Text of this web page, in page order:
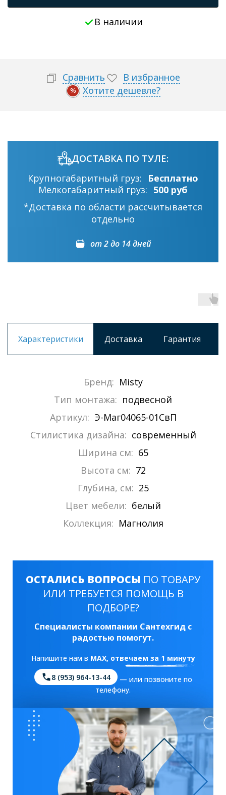
В наличии
Сравнить В избранное
% Хотите дешевле?
ДОСТАВКА ПО ТУЛЕ:
Крупногабаритный груз:
Бесплатно
Мелкогабаритный груз: 500 руб
*Доставка по области рассчитывается
отдельно
от 2 до 14 дней
Характеристики Доставка Гарантия
Бренд: Misty
Тип монтажа: подвесной
Артикул: Э-Маг04065-01СвП
Стилистика дизайна: современный
Ширина см: 65
Высота см: 72
Глубина, см: 25
Цвет мебели: белый
Коллекция: Магнолия
ОСТАЛИСЬ ВОПРОСЫ ПО ТОВАРУ
ИЛИ ТРЕБУЕТСЯ ПОМОЩЬ В
ПОДБОРЕ?
Специалисты компании Сантехгид с
радостью помогут.
Напишите нам в MAX, отвечаем за 1 минуту
8 (953) 964-13-44
— или позвоните по
телефону.